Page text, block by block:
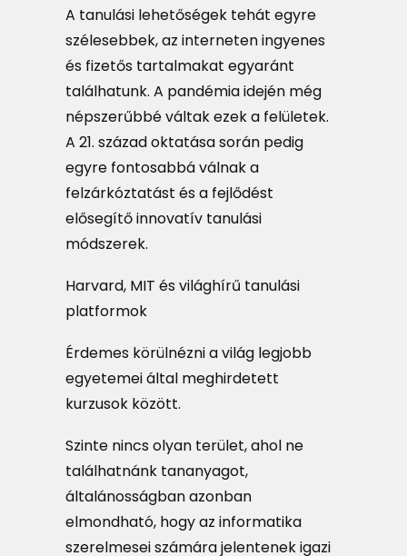
A tanulási lehetőségek tehát egyre
szélesebbek, az interneten ingyenes
és fizetős tartalmakat egyaránt
találhatunk. A pandémia idején még
népszerűbbé váltak ezek a felületek.
A 21. század oktatása során pedig
egyre fontosabbá válnak a
felzárkóztatást és a fejlődést
elősegítő innovatív tanulási
módszerek.
Harvard, MIT és világhírű tanulási
platformok
Érdemes körülnézni a világ legjobb
egyetemei által meghirdetett
kurzusok között.
Szinte nincs olyan terület, ahol ne
találhatnánk tananyagot,
általánosságban azonban
elmondható, hogy az informatika
szerelmesei számára jelentenek igazi